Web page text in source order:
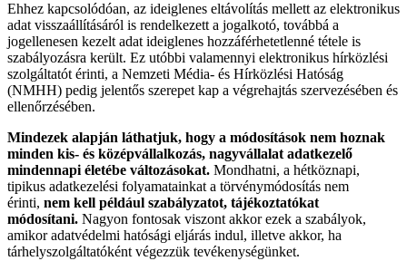
Ehhez kapcsolódóan, az ideiglenes eltávolítás mellett az elektronikus
adat visszaállításáról is rendelkezett a jogalkotó, továbbá a
jogellenesen kezelt adat ideiglenes hozzáférhetetlenné tétele is
szabályozásra került. Ez utóbbi valamennyi elektronikus hírközlési
szolgáltatót érinti, a Nemzeti Média- és Hírközlési Hatóság
(NMHH) pedig jelentős szerepet kap a végrehajtás szervezésében és
ellenőrzésében.
Mindezek alapján láthatjuk, hogy a módosítások nem hoznak
minden kis- és középvállalkozás, nagyvállalat adatkezelő
mindennapi életébe változásokat. Mondhatni, a hétköznapi,
tipikus adatkezelési folyamatainkat a törvénymódosítás nem
érinti, nem kell például szabályzatot, tájékoztatókat
módosítani. Nagyon fontosak viszont akkor ezek a szabályok,
amikor adatvédelmi hatósági eljárás indul, illetve akkor, ha
tárhelyszolgáltatóként végezzük tevékenységünket.